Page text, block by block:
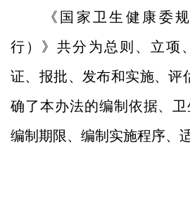
《国家卫生健康委规
行）》共分为总则、立项
证、报批、发布和实施、评
确了本办法的编制依据、卫
编制期限、编制实施程序、